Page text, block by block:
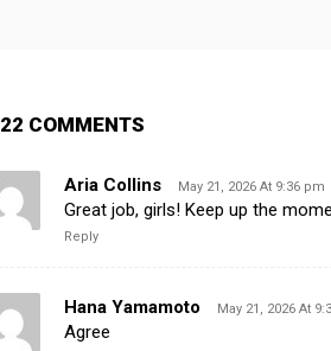
22 COMMENTS
Aria Collins May 21, 2026 At 9:36 pm
Great job, girls! Keep up the
Reply
Hana Yamamoto May 21, 2026 At
Agree